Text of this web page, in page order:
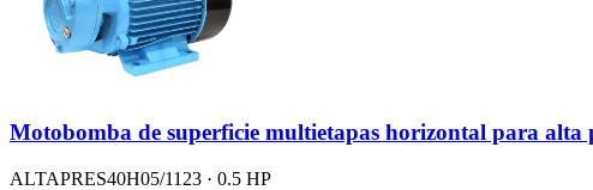
Motobomba de superficie multietapas horizontal para alta
ALTAPRES40H05/1123 · 0.5 HP